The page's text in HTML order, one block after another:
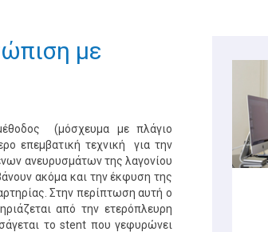
με
(μόσχευμα με πλάγιο
επεμβατική τεχνική για την
ανευρυσμάτων της λαγονίου
ακόμα και την έκφυση της
Στην περίπτωση αυτή ο
από την ετερόπλευρη
το stent που γεφυρώνει